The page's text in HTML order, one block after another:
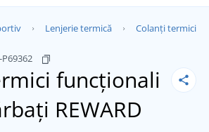
Lenjerie termică Colanți termici
P69362
funcționali
REWARD